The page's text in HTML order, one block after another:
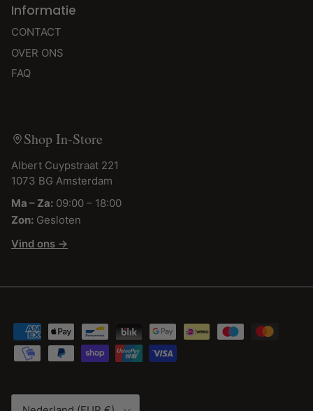
Informatie
CONTACT
OVER ONS
FAQ
Shop In-Store
Albert Cuypstraat 221
1073 BG Amsterdam
Ma – Za: 09:00 – 18:00
Zon: Gesloten
Vind ons →
Land/Regio